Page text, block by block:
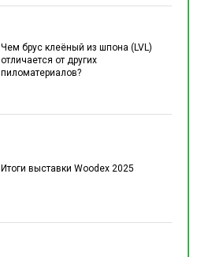
Чем брус клеёный из шпона (LVL)
отличается от других
пиломатериалов?
Итоги выставки Woodex 2025